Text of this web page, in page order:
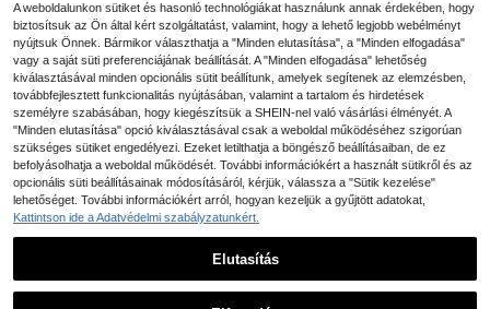
2 db 5 ml-es szilikon pipettás csepp
entő gyógyszer-, folyadék-, szem-
és füladagoláshoz, iskolai laboratóri
umi kísérletezési kellék, egy méretb
en, 2 db/csomag, iskolakezdéshez
és ballagáshoz
3.55€
1
A weboldalunkon sütiket és hasonló technológiákat használunk annak érdekében, hogy
biztosítsuk az Ön által kért szolgáltatást, valamint, hogy a lehető legjobb webélményt
nyújtsuk Önnek. Bármikor választhatja a "Minden elutasítása", a "Minden elfogadása"
vagy a saját süti preferenciájának beállítását. A "Minden elfogadása" lehetőség
kiválasztásával minden opcionális sütit beállítunk, amelyek segítenek az elemzésben,
továbbfejlesztett funkcionalitás nyújtásában, valamint a tartalom és hirdetések
személyre szabásában, hogy kiegészítsük a SHEIN-nel való vásárlási élményét. A
"Minden elutasítása" opció kiválasztásával csak a weboldal működéséhez szigorúan
szükséges sütiket engedélyezi. Ezeket letilthatja a böngésző beállításaiban, de ez
befolyásolhatja a weboldal működését. További információkért a használt sütikről és az
opcionális süti beállításainak módosításáról, kérjük, válassza a "Sütik kezelése"
lehetőséget. További információkért arról, hogyan kezeljük a gyűjtött adatokat,
Kattintson ide a Adatvédelmi szabályzatunkért.
Elutasítás